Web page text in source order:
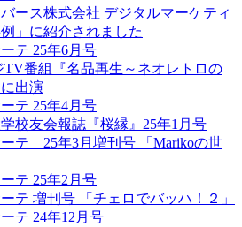
バース株式会社 デジタルマーケティ
」に紹介されました
テ 25年6月号
TV番組『名品再生～ネオレトロの
出演
テ 25年4月号
校友会報誌『桜縁』25年1月号
テ 25年3月増刊号 「Marikoの世
テ 25年2月号
テ 増刊号 「チェロでバッハ！２」
テ 24年12月号